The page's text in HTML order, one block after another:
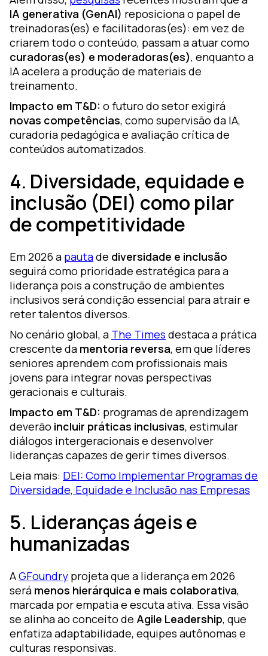
IA generativa (GenAI) reposiciona o papel de
treinadoras(es) e facilitadoras(es): em vez de
criarem todo o conteúdo, passam a atuar como
curadoras(es) e moderadoras(es), enquanto a
IA acelera a produção de materiais de
treinamento.
Impacto em T&D: o futuro do setor exigirá
novas competências, como supervisão da IA,
curadoria pedagógica e avaliação crítica de
conteúdos automatizados.
4. Diversidade, equidade e
inclusão (DEI) como pilar
de competitividade
Em 2026 a pautade diversidade e inclusão
seguirá como prioridade estratégica para a
liderança pois a construção de ambientes
inclusivos será condição essencial para atrair e
reter talentos diversos.
No cenário global, a The Times destaca a prática
crescente da mentoria reversa, em que líderes
seniores aprendem com profissionais mais
jovens para integrar novas perspectivas
geracionais e culturais.
Impacto em T&D: programas de aprendizagem
deverão incluir práticas inclusivas, estimular
diálogos intergeracionais e desenvolver
lideranças capazes de gerir times diversos.
Leia mais: DEI: Como Implementar Programas de
Diversidade, Equidade e Inclusão nas Empresas
5. Lideranças ágeis e
humanizadas
AGFoundry projeta que a liderança em 2026
será menos hierárquica e mais colaborativa,
marcada por empatia e escuta ativa. Essa visão
se alinha ao conceito de Agile Leadership, que
enfatiza adaptabilidade, equipes autônomas e
culturas responsivas.